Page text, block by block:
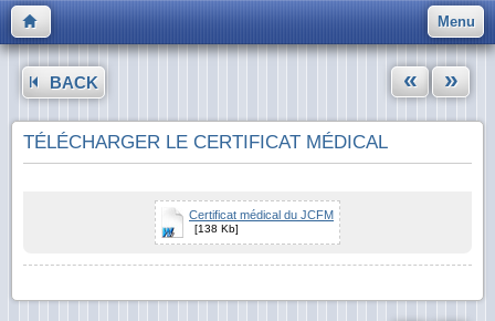
Menu
BACK « »
TÉLÉCHARGER LE CERTIFICAT MÉDICAL
Certificat médical du JCFM
[138 Kb]